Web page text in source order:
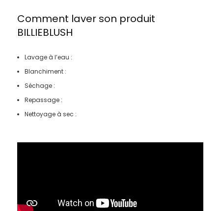
Comment laver son produit
BILLIEBLUSH
Lavage à l’eau :
Blanchiment :
Séchage :
Repassage :
Nettoyage à sec :